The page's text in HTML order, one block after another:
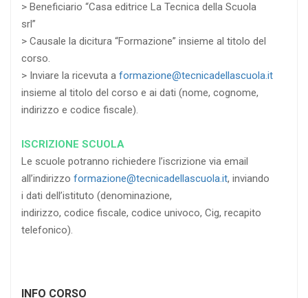
> Beneficiario “Casa editrice La Tecnica della Scuola
srl”
> Causale la dicitura “Formazione” insieme al titolo del
corso.
> Inviare la ricevuta a formazione@tecnicadellascuola.it
insieme al titolo del corso e ai dati (nome, cognome,
indirizzo e codice fiscale).
ISCRIZIONE SCUOLA
Le scuole potranno richiedere l’iscrizione via email
all’indirizzo formazione@tecnicadellascuola.it, inviando
i dati dell’istituto (denominazione,
indirizzo, codice fiscale, codice univoco, Cig, recapito
telefonico).
INFO CORSO